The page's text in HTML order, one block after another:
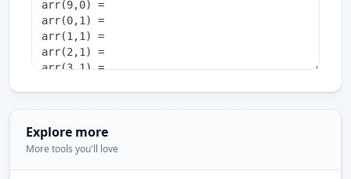
Explore more
More tools you'll love